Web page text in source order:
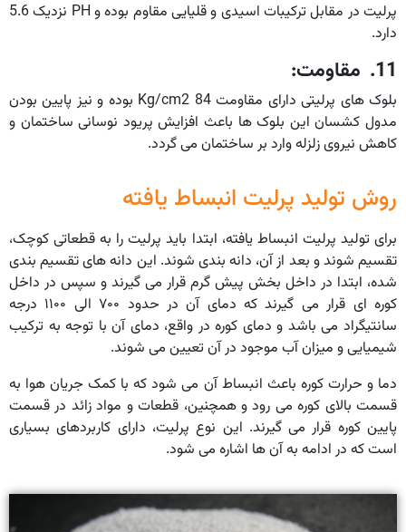
پرلیت در مقابل ترکیبات اسیدی و قلیایی مقاوم بوده و PH نزدیک 5.6
دارد.
11. مقاومت:
بلوک های پرلیتی دارای مقاومت Kg/cm2 84 بوده و نیز پایین بودن
مدول کشسان این بلوک ها باعث افزایش پریود نوسانی ساختمان و
کاهش نیروی زلزله وارد بر ساختمان می گردد.
روش تولید پرلیت انبساط یافته
برای تولید پرلیت انبساط یافته، ابتدا باید پرلیت را به قطعاتی کوچک،
تقسیم شوند و بعد از آن، دانه بندی شوند. این دانه های تقسیم بندی
شده، ابتدا در داخل بخش پیش گرم قرار می گیرند و سپس در داخل
کوره ای قرار می گیرند که دمای آن در حدود ۷۰۰ الی ۱۱۰۰ درجه
سانتیگراد می باشد و دمای کوره در واقع، دمای آن با توجه به ترکیب
شیمیایی و میزان آب موجود در آن تعیین می شوند.
دما و حرارت کوره باعث انبساط آن می شود که با کمک جریان هوا به
قسمت بالای کوره می رود و همچنین، قطعات و مواد زائد در قسمت
پایین کوره قرار می گیرند. این نوع پرلیت، دارای کاربردهای بسیاری
است که در ادامه به آن ها اشاره می شود.